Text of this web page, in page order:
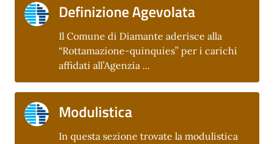
Definizione Agevolata
Il Comune di Diamante aderisce alla
“Rottamazione-quinquies” per i carichi
affidati all’Agenzia ...
Modulistica
In questa sezione trovate la modulistica